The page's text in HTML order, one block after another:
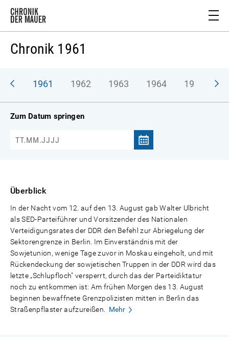
Chronik 1961
1961 1962 1963 1964 1965
Zum Datum springen
Überblick
In der Nacht vom 12. auf den 13. August gab Walter Ulbricht
als SED-Parteiführer und Vorsitzender des Nationalen
Verteidigungsrates der DDR den Befehl zur Abriegelung der
Sektorengrenze in Berlin. Im Einverständnis mit der
Sowjetunion, wenige Tage zuvor in Moskau eingeholt, und mit
Rückendeckung der sowjetischen Truppen in der DDR wird das
letzte „Schlupfloch" versperrt, durch das der Parteidiktatur
noch zu entkommen ist: Am frühen Morgen des 13. August
beginnen bewaffnete Grenzpolizisten mitten in Berlin das
Straßenpflaster aufzureißen.
Mehr